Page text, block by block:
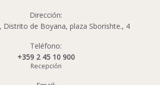
Dirección:
Distrito de Boyana, plaza Sborishte., 4
Teléfono:
+359 2 45 10 900
Recepción